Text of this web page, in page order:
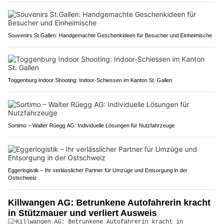
Souvenirs St.Gallen: Handgemachte Geschenkideen für Besucher und Einheimische
Toggenburg Indoor Shooting: Indoor-Schiessen im Kanton St. Gallen
Sortimo – Walter Rüegg AG: Individuelle Lösungen für Nutzfahrzeuge
Eggerlogistik – Ihr verlässlicher Partner für Umzüge und Entsorgung in der
Ostschweiz
Killwangen AG: Betrunkene Autofahrerin kracht
in Stützmauer und verliert Ausweis